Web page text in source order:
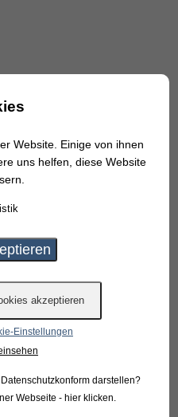
Website. Einige von ihnen
uns helfen, diese Website
Einstellungen
darstellen?
Webseite - hier klicken.